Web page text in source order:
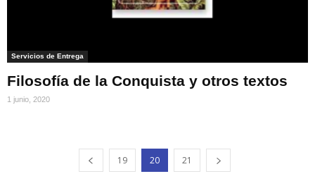
Servicios de Entrega
Filosofía de la Conquista y otros textos
1 junio, 2020
19 20 21